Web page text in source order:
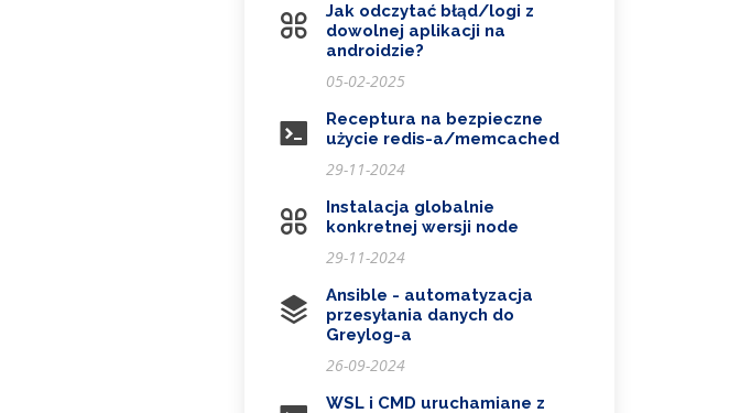
Jak odczytać błąd/logi z
dowolnej aplikacji na
androidzie?
05-02-2025
Receptura na bezpieczne
użycie redis-a/memcached
29-11-2024
Instalacja globalnie
konkretnej wersji node
29-11-2024
Ansible - automatyzacja
przesyłania danych do
Greylog-a
26-09-2024
WSL i CMD uruchamiane z